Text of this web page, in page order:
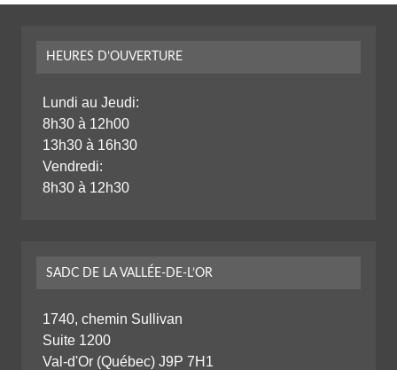
HEURES D’OUVERTURE
Lundi au Jeudi:
8h30 à 12h00
13h30 à 16h30
Vendredi:
8h30 à 12h30
SADC DE LA VALLÉE-DE-L’OR
1740, chemin Sullivan
Suite 1200
Val-d'Or (Québec) J9P 7H1